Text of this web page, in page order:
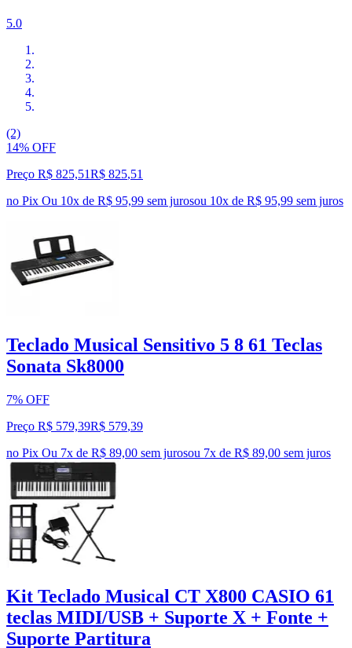
5.0
(2)
14% OFF
Preço R$ 825,51R$ 825,51
no Pix Ou 10x de R$ 95,99 sem jurosou 10x de R$ 95,99 sem juros
Teclado Musical Sensitivo 5 8 61 Teclas
Sonata Sk8000
7% OFF
Preço R$ 579,39R$ 579,39
no Pix Ou 7x de R$ 89,00 sem jurosou 7x de R$ 89,00 sem juros
Kit Teclado Musical CT X800 CASIO 61
teclas MIDI/USB + Suporte X + Fonte +
Suporte Partitura